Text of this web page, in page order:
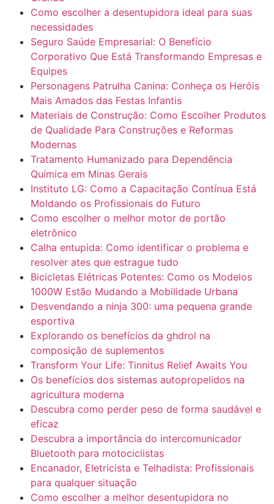
Como escolher a desentupidora ideal para suas
necessidades
Seguro Saúde Empresarial: O Benefício
Corporativo Que Está Transformando Empresas e
Equipes
Personagens Patrulha Canina: Conheça os Heróis
Mais Amados das Festas Infantis
Materiais de Construção: Como Escolher Produtos
de Qualidade Para Construções e Reformas
Modernas
Tratamento Humanizado para Dependência
Química em Minas Gerais
Instituto LG: Como a Capacitação Contínua Está
Moldando os Profissionais do Futuro
Como escolher o melhor motor de portão
eletrônico
Calha entupida: Como identificar o problema e
resolver ates que estrague tudo
Bicicletas Elétricas Potentes: Como os Modelos
1000W Estão Mudando a Mobilidade Urbana
Desvendando a ninja 300: uma pequena grande
esportiva
Explorando os benefícios da ghdrol na
composição de suplementos
Transform Your Life: Tinnitus Relief Awaits You
Os benefícios dos sistemas autopropelidos na
agricultura moderna
Descubra como perder peso de forma saudável e
eficaz
Descubra a importância do intercomunicador
Bluetooth para motociclistas
Encanador, Eletricista e Telhadista: Profissionais
para qualquer situação
Como escolher a melhor desentupidora no